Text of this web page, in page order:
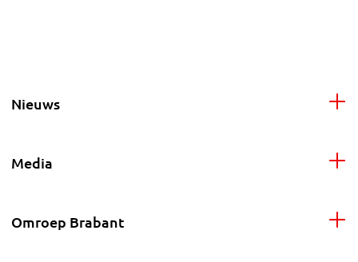
Nieuws
Media
Omroep Brabant